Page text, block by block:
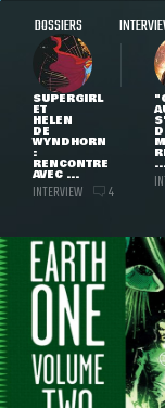
DOSSIERS
SUPERGIRL
ET
HELEN
DE
WYNDHORN
:
RENCONTRE
AVEC ...
INTERVIEW 4